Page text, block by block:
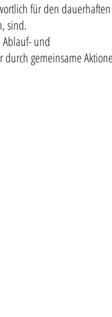
für den dauerhaften
sind.
Ablauf- und
gemeinsame